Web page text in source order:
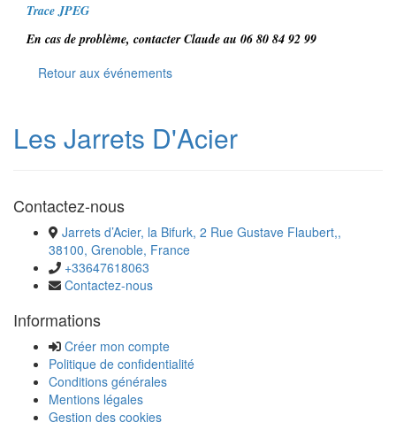
Trace JPEG
En cas de problème, contacter Claude au 06 80 84 92 99
Retour aux événements
Les Jarrets D'Acier
Contactez-nous
Jarrets d’Acier, la Bifurk, 2 Rue Gustave Flaubert,,
38100, Grenoble, France
+33647618063
Contactez-nous
Informations
Créer mon compte
Politique de confidentialité
Conditions générales
Mentions légales
Gestion des cookies